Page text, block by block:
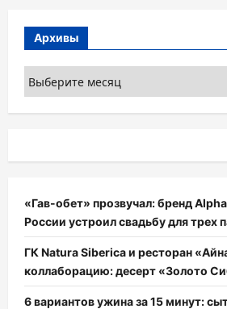
Архивы
Архивы
«Гав-обет» прозвучал: бренд
России устроил свадьбу для трех
ГК Natura Siberica и ресторан
коллаборацию: десерт «Золото
6 вариантов ужина за 15 минут: